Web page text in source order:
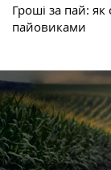
Гроші за пай: як
пайовиками